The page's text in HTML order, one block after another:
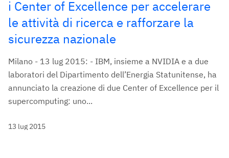
i Center of Excellence per accelerare
le attività di ricerca e rafforzare la
sicurezza nazionale
Milano - 13 lug 2015: - IBM, insieme a NVIDIA e a due
laboratori del Dipartimento dell’Energia Statunitense, ha
annunciato la creazione di due Center of Excellence per il
supercomputing: uno...
13 lug 2015